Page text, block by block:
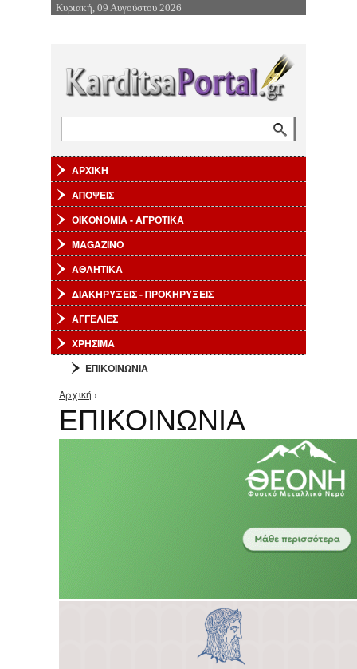
Επιστροφή στην Πλοήγηση
Κυριακή, 09 Αυγούστου 2026
ΑΡΧΙΚΗ
ΑΠΟΨΕΙΣ
ΟΙΚΟΝΟΜΙΑ - ΑΓΡΟΤΙΚΑ
MAGAZINO
ΑΘΛΗΤΙΚΑ
ΔΙΑΚΗΡΥΞΕΙΣ - ΠΡΟΚΗΡΥΞΕΙΣ
ΑΓΓΕΛΙΕΣ
ΧΡΗΣΙΜΑ
ΕΠΙΚΟΙΝΩΝΙΑ
Είστε εδώ
Αρχική ›
ΕΠΙΚΟΙΝΩΝΙΑ